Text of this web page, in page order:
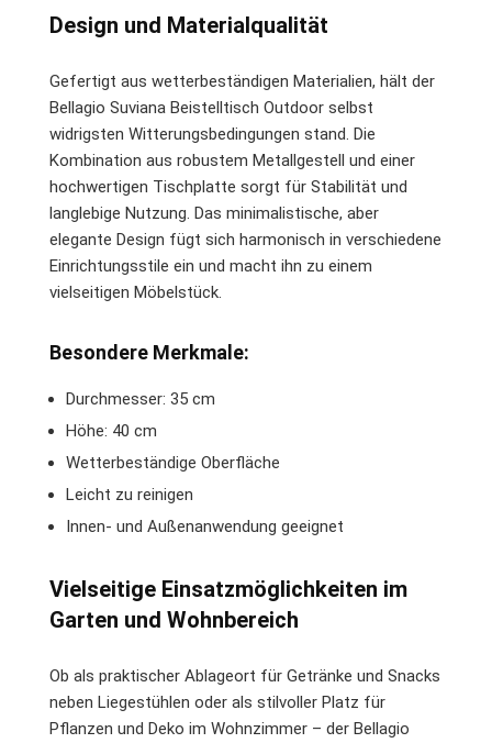
Design und Materialqualität
Gefertigt aus wetterbeständigen Materialien, hält der
Bellagio Suviana Beistelltisch Outdoor selbst
widrigsten Witterungsbedingungen stand. Die
Kombination aus robustem Metallgestell und einer
hochwertigen Tischplatte sorgt für Stabilität und
langlebige Nutzung. Das minimalistische, aber
elegante Design fügt sich harmonisch in verschiedene
Einrichtungsstile ein und macht ihn zu einem
vielseitigen Möbelstück.
Besondere Merkmale:
Durchmesser: 35 cm
Höhe: 40 cm
Wetterbeständige Oberfläche
Leicht zu reinigen
Innen- und Außenanwendung geeignet
Vielseitige Einsatzmöglichkeiten im
Garten und Wohnbereich
Ob als praktischer Ablageort für Getränke und Snacks
neben Liegestühlen oder als stilvoller Platz für
Pflanzen und Deko im Wohnzimmer – der Bellagio